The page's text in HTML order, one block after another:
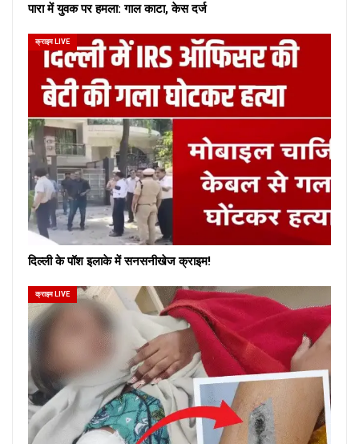
पारा में युवक पर हमला: गाल काटा, केस दर्ज
क्राइम LIVE
दिल्ली के पॉश इलाके में सनसनीखेज क्राइम!
क्राइम LIVE